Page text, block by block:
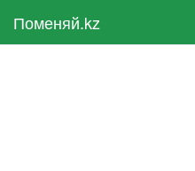
Поменяй.kz